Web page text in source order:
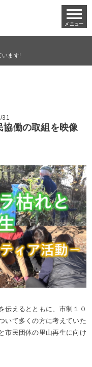
メニュー
います!
31
協働の取組を映像
伝えるとともに、市制１０
いて多くの方に考えていた
市民団体の里山再生に向け